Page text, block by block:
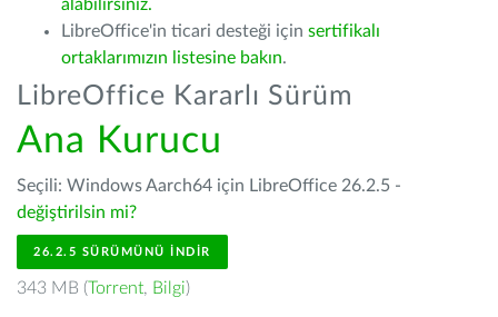
alabilirsiniz.
LibreOffice'in ticari desteği için sertifikalı
ortaklarımızın listesine bakın.
LibreOffice Kararlı Sürüm
Ana Kurucu
Seçili: Windows Aarch64 için LibreOffice 26.2.5 -
değiştirilsin mi?
26.2.5 SÜRÜMÜNÜ İNDIR
343 MB (Torrent, Bilgi)